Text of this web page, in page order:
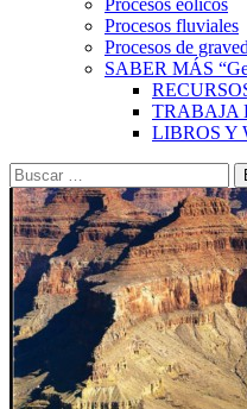
Procesos eólicos
Procesos fluviales
Procesos de
SABER MÁS
TRABAJA
LIBROS Y
Buscar: